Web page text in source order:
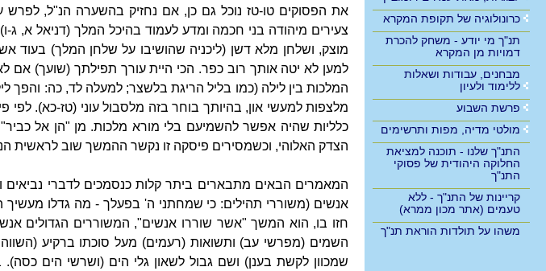
כרונולוגיה של תקופת המקרא
תנ"ך מי יודע - משחק להכרת
דמויות מן המקרא
מבחנים, עבודות ושאלות
ללימוד ולעיון
פרשת השבוע
מולטי מדיה, מפות ותרשימים
התנ"ך שלנו - תוכנה למציאת
החלוקה היהודית של פסוקי
התנ"ך
קריינות של התנ"ך - ללא
טעמים (אתר מכון ממרא)
משהו על תולדות הוראת תנ"ך
את הפסוקים טו-טז נוכל גם כן, אם נחזיק בהשערה הנ"ל, לפרש
צעירים מיהודה בני חכמה ומדע לעמוד בהיכל המלך (דניאל א,
מוצק, ושלחן מלא דשן (ליכניה שהושיבו על שלחן המלך) בעוד
למען לא יטה אותך רוב כפר. הכי היית עורך תפילתך (שועך)
המלכות בין לילה (כמו בליל הריגת בלשצר; למעלה לד, כה: והפך
מלצפות למעשי און, בהיותך בוחר בזה מלסבול עוני (טז-כא). לפי
כלליות שהיה אפשר להשמיעם בלי מורא מלכות. מן "הן אל
הצדק האלוהי, וכשמסירים פיסקה זו נקשר ההמשך שוב לראשית
המאמרים הבאים מתבארים ביתר קלות כנסמכים לדברי נביאים
אנשים (משוררי תהילים: כי שמחתני ה' בפעלך - מה גדלו מעשיך
חזו בו, הוא המשך "אשר שוררו אנשים", המשוררים הגדולים
השמים (מפרשי עב) ותשואות (רעמים) מעל סוכתו ברקיע
שמכוון לקשת בענן) ושם גבול לשאון גלי הים (ושרשי הים